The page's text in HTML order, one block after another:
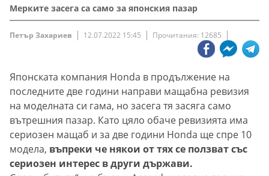
Мерките засега са само за японския пазар
Петър Захариев 12.07.2022 15:45 Прочитания: 12685
Японската компания Honda в продължение на
последните две години направи мащабна ревизия
на моделната си гама, но засега тя засяга само
вътрешния пазар. Като цяло обаче ревизията има
сериозен мащаб и за две години Honda ще спре 10
модела, въпреки че някои от тях се ползват със
сериозен интерес в други държави.